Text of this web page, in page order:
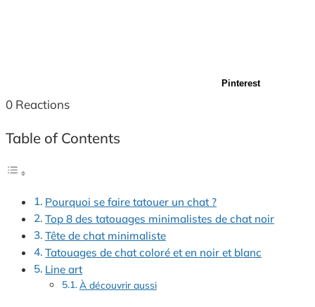
Pinterest
0 Reactions
Table of Contents
Pourquoi se faire tatouer un chat ?
Top 8 des tatouages minimalistes de chat noir
Tête de chat minimaliste
Tatouages de chat coloré et en noir et blanc
Line art
À découvrir aussi